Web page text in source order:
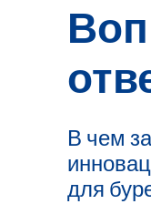
В чем
для